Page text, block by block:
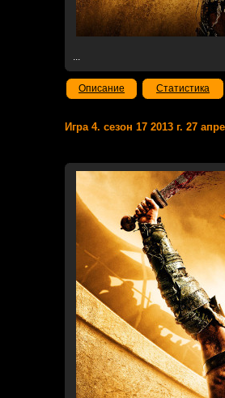
...
Описание Статистика
Игра 4. сезон 17 2013 г. 27